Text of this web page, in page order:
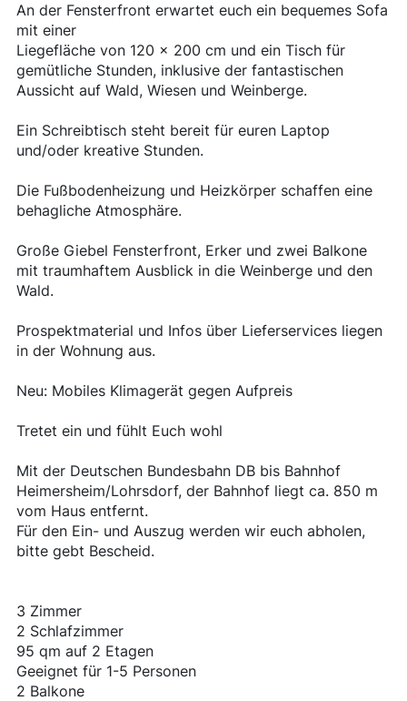
An der Fensterfront erwartet euch ein bequemes Sofa
mit einer
Liegefläche von 120 x 200 cm und ein Tisch für
gemütliche Stunden, inklusive der fantastischen
Aussicht auf Wald, Wiesen und Weinberge.
Ein Schreibtisch steht bereit für euren Laptop
und/oder kreative Stunden.
Die Fußbodenheizung und Heizkörper schaffen eine
behagliche Atmosphäre.
Große Giebel Fensterfront, Erker und zwei Balkone
mit traumhaftem Ausblick in die Weinberge und den
Wald.
Prospektmaterial und Infos über Lieferservices liegen
in der Wohnung aus.
Neu: Mobiles Klimagerät gegen Aufpreis
Tretet ein und fühlt Euch wohl
Mit der Deutschen Bundesbahn DB bis Bahnhof
Heimersheim/Lohrsdorf, der Bahnhof liegt ca. 850 m
vom Haus entfernt.
Für den Ein- und Auszug werden wir euch abholen,
bitte gebt Bescheid.
3 Zimmer
2 Schlafzimmer
95 qm auf 2 Etagen
Geeignet für 1-5 Personen
2 Balkone